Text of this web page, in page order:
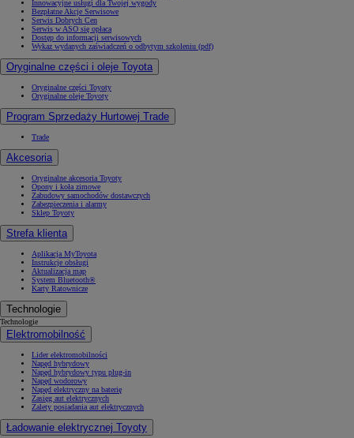
Innowacyjne usługi dla Twojej wygody
Bezpłatne Akcje Serwisowe
Serwis Dobrych Cen
Serwis w ASO się opłaca
Dostęp do informacji serwisowych
Wykaz wydanych zaświadczeń o odbytym szkoleniu (pdf)
Oryginalne części i oleje Toyota
Oryginalne części Toyoty
Oryginalne oleje Toyoty
Program Sprzedaży Hurtowej Trade
Trade
Akcesoria
Oryginalne akcesoria Toyoty
Opony i koła zimowe
Zabudowy samochodów dostawczych
Zabezpieczenia i alarmy
Sklep Toyoty
Strefa klienta
Aplikacja MyToyota
Instrukcje obsługi
Aktualizacja map
System Bluetooth®
Karty Ratownicze
Technologie
Technologie
Elektromobilność
Lider elektromobilności
Napęd hybrydowy
Napęd hybrydowy typu plug-in
Napęd wodorowy
Napęd elektryczny na baterię
Zasięg aut elektrycznych
Zalety posiadania aut elektrycznych
Ładowanie elektrycznej Toyoty